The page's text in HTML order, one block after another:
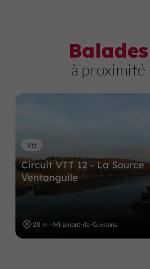
Balades
à proximité
Circuit VTT 12 - La Source
Ventanguile
Vtt
28 m - Miramont-de-Guyenne